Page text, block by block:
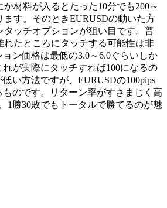
材料が入るとたった10分でも200～
ます。そのときEURUSDの動いた方
タッチオプションが狙い目です。普
れたところにタッチする可能性は非
ン価格は最低の3.0～6.0ぐらいしか
が実際にタッチすれば100になるの
い方法ですが、EURUSDの100pips
のです。
リターン率がすさまじく高
1勝30敗でもトータルで勝てるのが魅